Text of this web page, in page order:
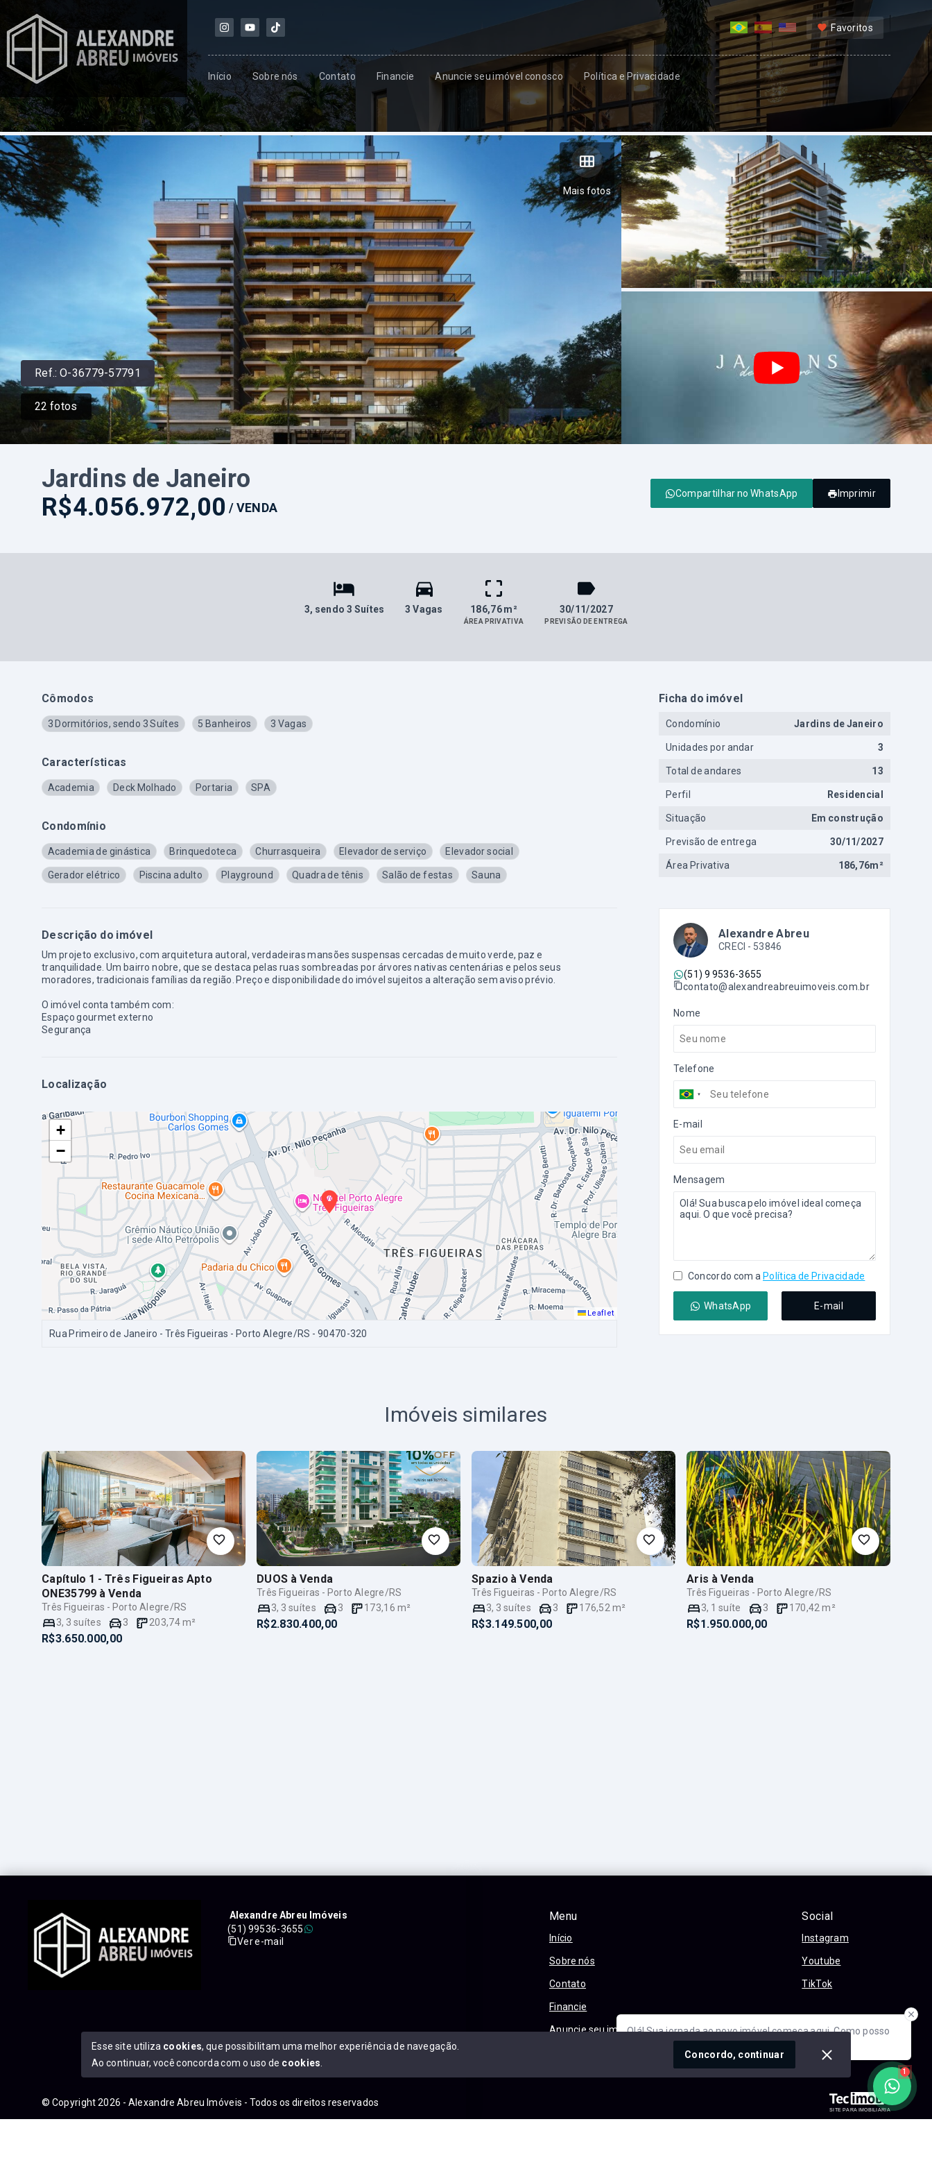
Favoritos
Início Sobre nós Contato Financie Anuncie seu imóvel conosco Política e Privacidade
Ref.:O-36779-57791
22 fotos
Mais fotos
Jardins de Janeiro
R$4.056.972,00 /VENDA
Compartilhar no WhatsApp Imprimir
3, sendo 3 Suítes 3 Vagas 186,76 m²
ÁREA PRIVATIVA
30/11/2027
PREVISÃO DE ENTREGA
Cômodos
3 Dormitórios, sendo 3 Suítes 5 Banheiros 3 Vagas
Características
Academia Deck Molhado Portaria SPA
Condomínio
Academia de ginástica Brinquedoteca Churrasqueira Elevador de serviço Elevador social
Gerador elétrico Piscina adulto Playground Quadra de tênis Salão de festas Sauna
Descrição do imóvel
Um projeto exclusivo, com arquitetura autoral, verdadeiras mansões suspensas cercadas de muito verde, paz e
tranquilidade. Um bairro nobre, que se destaca pelas ruas sombreadas por árvores nativas centenárias e pelos seus
moradores, tradicionais famílias da região. Preço e disponibilidade do imóvel sujeitos a alteração sem aviso prévio.
O imóvel conta também com:
Espaço gourmet externo
Segurança
Localização
+
−
Leaflet
Rua Primeiro de Janeiro - Três Figueiras - Porto Alegre/RS - 90470-320
Ficha do imóvel
Condomínio Jardins de Janeiro
Unidades por andar 3
Total de andares 13
Perfil Residencial
Situação Em construção
Previsão de entrega 30/11/2027
Área Privativa 186,76m²
Alexandre Abreu
CRECI - 53846
(51) 9 9536-3655
contato@alexandreabreuimoveis.com.br
Nome
Telefone
E-mail
Mensagem
Concordo com a Política de Privacidade
WhatsApp E-mail
Imóveis similares
Capítulo 1 - Três Figueiras Apto
ONE35799 à Venda
Três Figueiras - Porto Alegre/RS
3, 3 suítes 3 203,74m²
R$3.650.000,00
DUOS à Venda
Três Figueiras - Porto Alegre/RS
3, 3 suítes 3 173,16 m²
R$2.830.400,00
Spazio à Venda
Três Figueiras - Porto Alegre/RS
3, 3 suítes 3 176,52 m²
R$3.149.500,00
Aris à Venda
Três Figueiras - Porto Alegre/RS
3, 1 suíte 3 170,42 m²
R$1.950.000,00
Olá! Sua jornada ao novo imóvel começa aqui. Como posso
1
Menu
Início
Sobre nós
Contato
Financie
Anuncie seu imóvel conosco
Social
Instagram
Youtube
TikTok
SITE PARA IMOBILIARIA
Alexandre Abreu Imóveis
(51) 99536-3655
Ver e-mail
© Copyright 2026 - Alexandre Abreu Imóveis - Todos os direitos reservados
Esse site utiliza cookies, que possibilitam uma melhor experiência de navegação.
Ao continuar, você concorda com o uso de cookies
Concordo, continuar